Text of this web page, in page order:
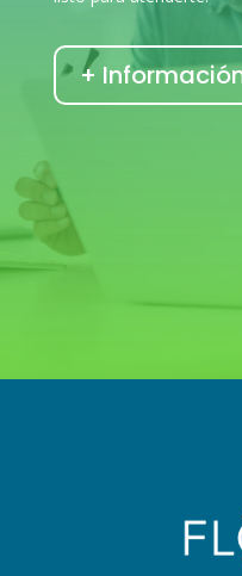
+